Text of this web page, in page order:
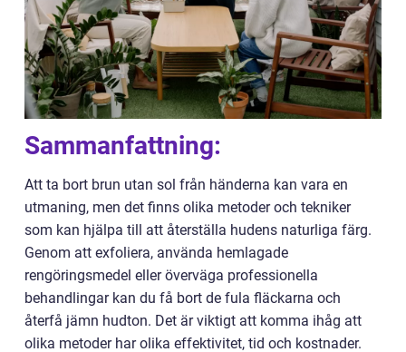
Sammanfattning:
Att ta bort brun utan sol från händerna kan vara en
utmaning, men det finns olika metoder och tekniker
som kan hjälpa till att återställa hudens naturliga färg.
Genom att exfoliera, använda hemlagade
rengöringsmedel eller överväga professionella
behandlingar kan du få bort de fula fläckarna och
återfå jämn hudton. Det är viktigt att komma ihåg att
olika metoder har olika effektivitet, tid och kostnader.